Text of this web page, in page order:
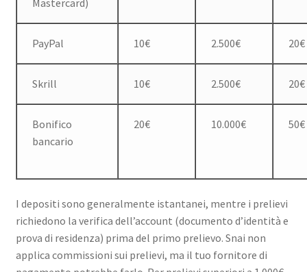
Mastercard)
PayPal 10€ 2.500€ 20€
Skrill 10€ 2.500€ 20€
Bonifico
bancario
20€ 10.000€ 50€
I depositi sono generalmente istantanei, mentre i prelievi
richiedono la verifica dell’account (documento d’identità e
prova di residenza) prima del primo prelievo. Snai non
applica commissioni sui prelievi, ma il tuo fornitore di